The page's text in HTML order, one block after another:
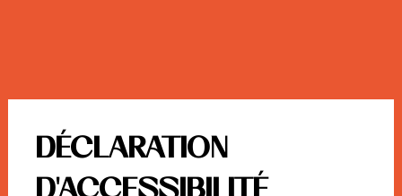
DÉCLARATION
D'ACCESSIBILITÉ